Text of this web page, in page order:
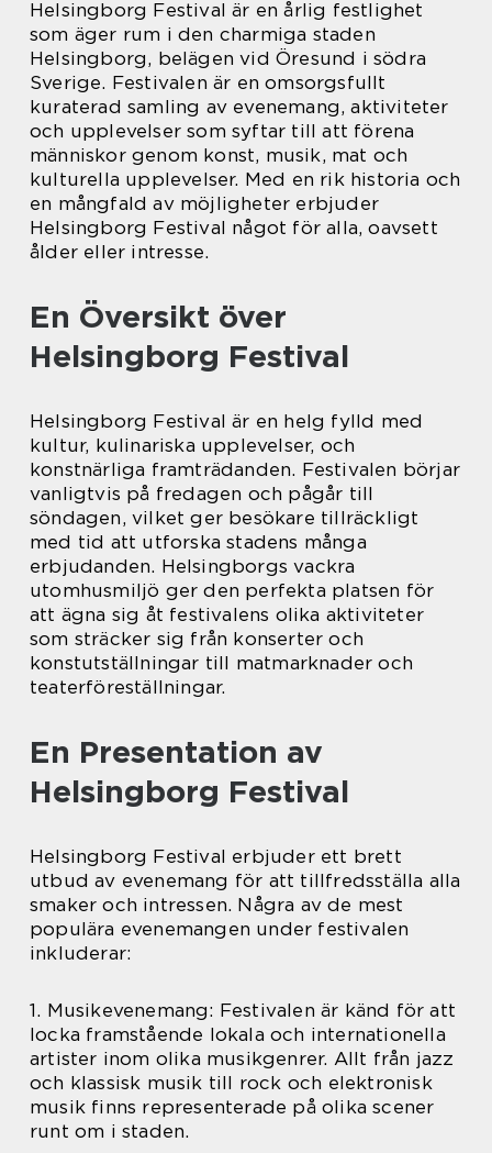
Helsingborg Festival är en årlig festlighet
som äger rum i den charmiga staden
Helsingborg, belägen vid Öresund i södra
Sverige. Festivalen är en omsorgsfullt
kuraterad samling av evenemang, aktiviteter
och upplevelser som syftar till att förena
människor genom konst, musik, mat och
kulturella upplevelser. Med en rik historia och
en mångfald av möjligheter erbjuder
Helsingborg Festival något för alla, oavsett
ålder eller intresse.
En Översikt över
Helsingborg Festival
Helsingborg Festival är en helg fylld med
kultur, kulinariska upplevelser, och
konstnärliga framträdanden. Festivalen börjar
vanligtvis på fredagen och pågår till
söndagen, vilket ger besökare tillräckligt
med tid att utforska stadens många
erbjudanden. Helsingborgs vackra
utomhusmiljö ger den perfekta platsen för
att ägna sig åt festivalens olika aktiviteter
som sträcker sig från konserter och
konstutställningar till matmarknader och
teaterföreställningar.
En Presentation av
Helsingborg Festival
Helsingborg Festival erbjuder ett brett
utbud av evenemang för att tillfredsställa alla
smaker och intressen. Några av de mest
populära evenemangen under festivalen
inkluderar:
1. Musikevenemang: Festivalen är känd för att
locka framstående lokala och internationella
artister inom olika musikgenrer. Allt från jazz
och klassisk musik till rock och elektronisk
musik finns representerade på olika scener
runt om i staden.